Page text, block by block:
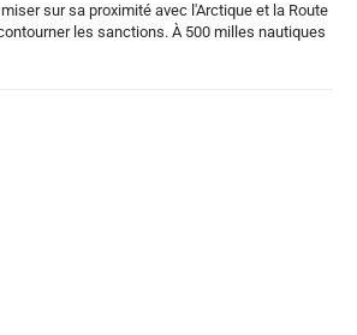
sur sa proximité avec l'Arctique et la Route
sanctions. À 500 milles nautiques